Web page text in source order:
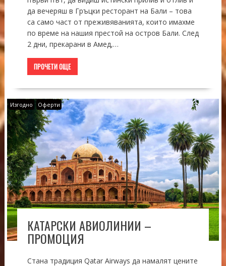
да вечеряш в Гръцки ресторант на Бали – това
са само част от преживяванията, които имахме
по време на нашия престой на остров Бали. След
2 дни, прекарани в Амед,…
ПРОЧЕТИ ОЩЕ
Изгодно Оферти
КАТАРСКИ АВИОЛИНИИ –
ПРОМОЦИЯ
Стана традиция Qatar Airways да намалят цените